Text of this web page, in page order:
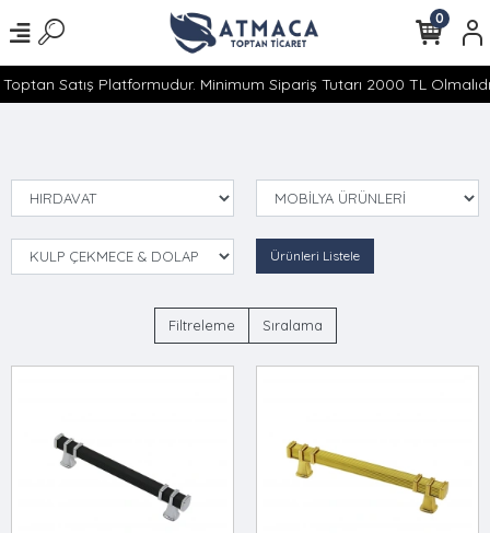
Satış Platformudur. Minimum Sipariş Tutarı 2000 TL
0
Ürünleri Listele
Filtreleme Sıralama